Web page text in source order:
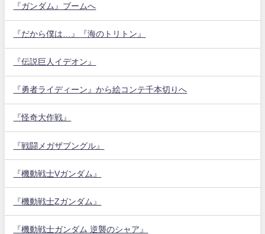
『ガンダム』ブームへ
『だから僕は…』『海のトリトン』
『伝説巨人イデオン』
『勇者ライディーン』から絵コンテ千本切りへ
『怪奇大作戦』
『戦闘メガザブングル』
『機動戦士Vガンダム』
『機動戦士Zガンダム』
『機動戦士ガンダム 逆襲のシャア』